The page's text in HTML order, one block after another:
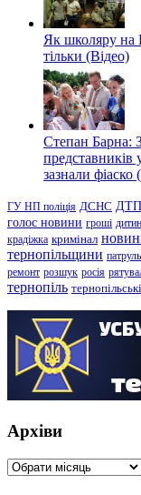
Як школяру на
тільки (Відео)
Степан Барна:
представників
зазнали фіаско
ГУ НП поліція ДСНС ДТП
голос новини гроші
крадіжка кримінал
тернопільщини
ремонт розшук росія
тернопіль
Архіви
Архіви